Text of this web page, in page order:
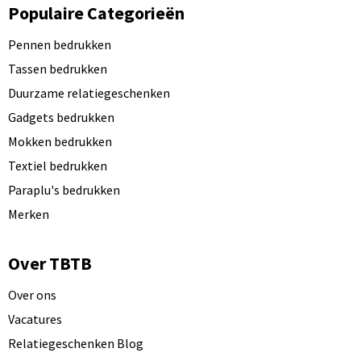
Populaire Categorieën
Pennen bedrukken
Tassen bedrukken
Duurzame relatiegeschenken
Gadgets bedrukken
Mokken bedrukken
Textiel bedrukken
Paraplu's bedrukken
Merken
Over TBTB
Over ons
Vacatures
Relatiegeschenken Blog